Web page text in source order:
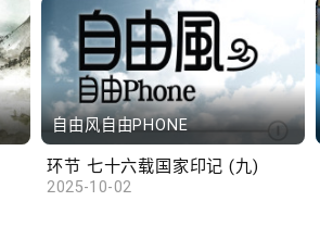
自由风自由PHONE
环节 七十六载国家印记 (九)
2025-10-02